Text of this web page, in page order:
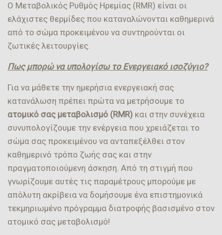
Ο Μεταβολικός Ρυθμός Ηρεμίας (RMR) είναι οι
ελάχιστες θερμίδες που καταναλώνονται καθημερινά
από το σώμα προκειμένου να συντηρούνται οι
ζωτικές λειτουργίες.
Πως μπορώ να υπολογίσω το Ενεργειακό ισοζύγιο?
Για να μάθετε την ημερήσια ενεργειακή σας
κατανάλωση πρέπει πρώτα να μετρήσουμε το
ατομικό σας μεταβολισμό (RMR) και στην συνέχεια
συνυπολογίζουμε την ενέργεια που χρειάζεται το
σώμα σας προκειμένου να ανταπεξέλθει στον
καθημερινό τρόπο ζωής σας και στην
πραγματοποιούμενη άσκηση. Από τη στιγμή που
γνωρίζουμε αυτές τις παραμέτρους μπορούμε με
απόλυτη ακρίβεια να δομήσουμε ένα επιστημονικά
τεκμηριωμένο πρόγραμμα διατροφής βασισμένο στον
ατομικό σας μεταβολισμό!